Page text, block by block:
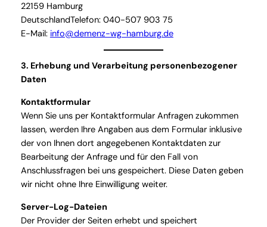
22159 Hamburg
DeutschlandTelefon: 040-507 903 75
E-Mail: info@demenz-wg-hamburg.de
3. Erhebung und Verarbeitung personenbezogener
Daten
Kontaktformular
Wenn Sie uns per Kontaktformular Anfragen zukommen
lassen, werden Ihre Angaben aus dem Formular inklusive
der von Ihnen dort angegebenen Kontaktdaten zur
Bearbeitung der Anfrage und für den Fall von
Anschlussfragen bei uns gespeichert. Diese Daten geben
wir nicht ohne Ihre Einwilligung weiter.
Server-Log-Dateien
Der Provider der Seiten erhebt und speichert